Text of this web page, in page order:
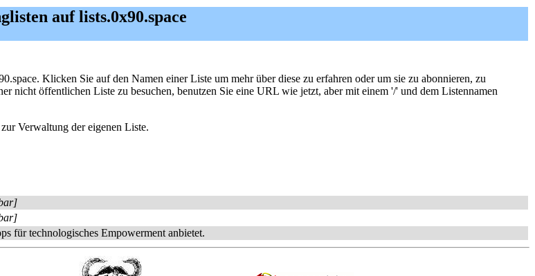
auf lists.0x90.space
Klicken Sie auf den Namen einer Liste um mehr über diese zu erfahren oder um sie zu abonnieren, zu
nicht öffentlichen Liste zu besuchen, benutzen Sie eine URL wie jetzt, aber mit einem '/' und dem Listennamen
zur Verwaltung der eigenen Liste.
für technologisches Empowerment anbietet.